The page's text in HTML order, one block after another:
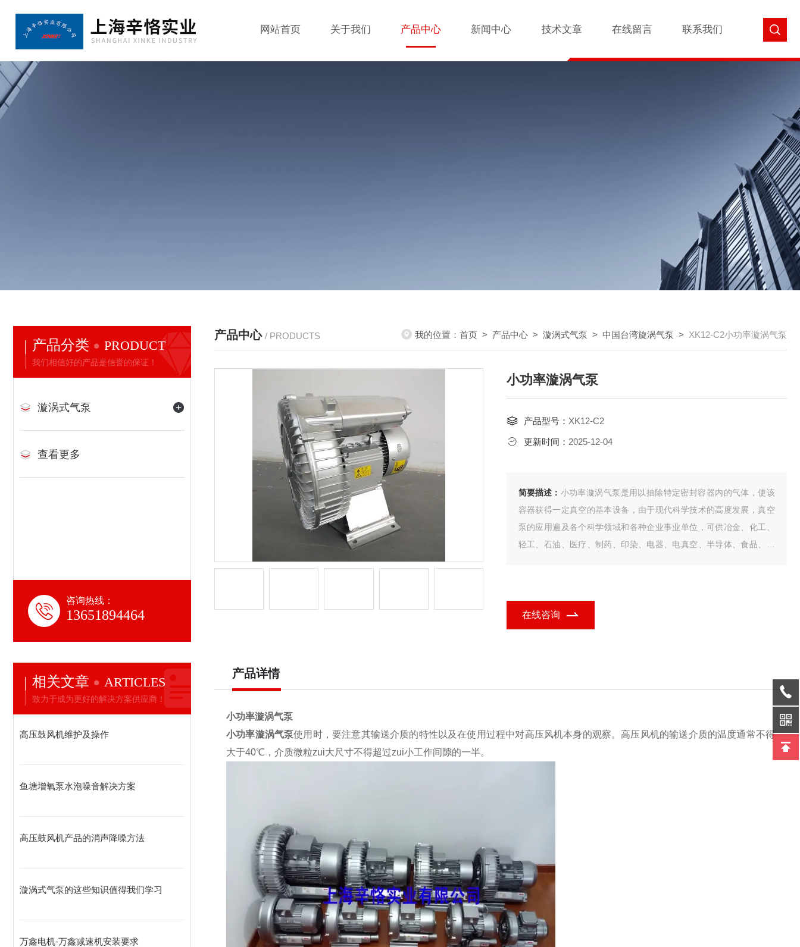
网站首页 关于我们 产品中心 新闻中心 技术文章 在线留言 联系我们
产品分类 PRODUCT
我们相信好的产品是信誉的保证！
漩涡式气泵
查看更多
咨询热线：
13651894464
相关文章 ARTICLES
致力于成为更好的解决方案供应商！
高压鼓风机维护及操作
鱼塘增氧泵水泡噪音解决方案
高压鼓风机产品的消声降噪方法
漩涡式气泵的这些知识值得我们学习
万鑫电机-万鑫减速机安装要求
产品中心 / PRODUCTS 我的位置： 首页 > 产品中心 > 漩涡式气泵 > 中国台湾旋涡气泵 > XK12-C2小功率漩涡气泵
小功率漩涡气泵
产品型号： XK12-C2
更新时间： 2025-12-04
简要描述： 小功率漩涡气泵是用以抽除特定密封容器内的气体，使该
容器获得一定真空的基本设备，由于现代科学技术的高度发展，真空
泵的应用遍及各个科学领域和各种企业事业单位，可供冶金、化工、
轻工、石油、医疗、制药、印染、电器、电真空、半导体、食品、原
在线咨询
产品详情
小功率漩涡气泵
小功率漩涡气泵使用时，要注意其输送介质的特性以及在使用过程中对高压风机本身的观察。高压风机的输送介质的温度通常不得
大于40℃，介质微粒zui大尺寸不得超过zui小工作间隙的一半。